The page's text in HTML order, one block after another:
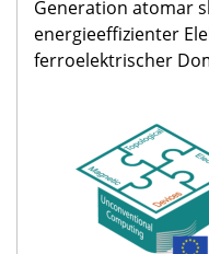
Generation atomar
energieeffizienter
ferroelektrischer